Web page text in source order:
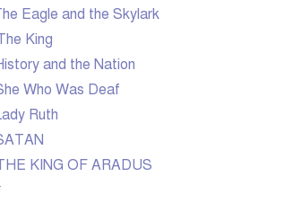
Eagle and the Skylark
King
and the Nation
Who Was Deaf
Ruth
KING OF ARADUS